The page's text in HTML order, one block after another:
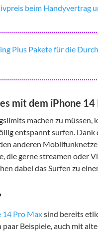
beim Handyvertrag
Plus Pakete für die
mit dem iPhone
machen zu müssen,
entspannt surfen.
anderen
die gerne streamen oder
dabei das Surfen zu
14 Pro Maxsind bereits
Beispiele, auch mit